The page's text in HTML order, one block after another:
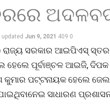
updated Jun 9, 2021 409 0
ସରକାର ଆଇପିଏସ୍
ହେଲେ ପୂର୍ବାଞ୍ଚଳ ଆଇଜି,
କୁମାର ପଟ୍ଟନାୟକ ହେଲେ
ସାଧାରଣ